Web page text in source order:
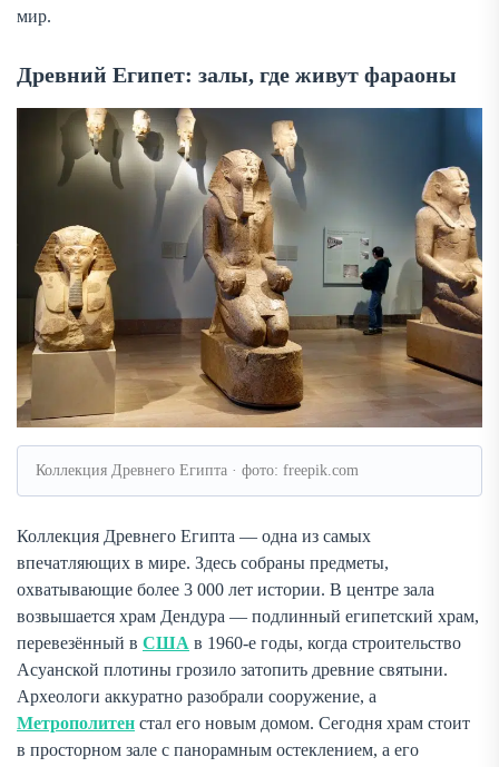
мир.
Древний Египет: залы, где живут фараоны
Коллекция Древнего Египта · фото: freepik.com
Коллекция Древнего Египта — одна из самых
впечатляющих в мире. Здесь собраны предметы,
охватывающие более 3 000 лет истории. В центре зала
возвышается храм Дендура — подлинный египетский храм,
перевезённый в США в 1960-е годы, когда строительство
Асуанской плотины грозило затопить древние святыни.
Археологи аккуратно разобрали сооружение, а
Метрополитен стал его новым домом. Сегодня храм стоит
в просторном зале с панорамным остеклением, а его